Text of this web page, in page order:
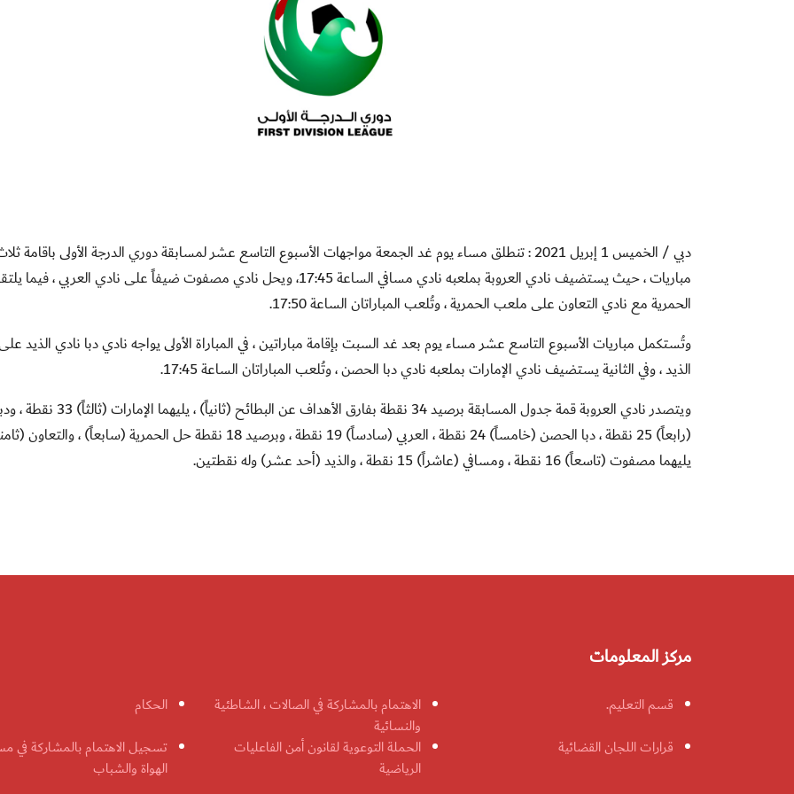
دبي / الخميس 1 إبريل 2021 : تنطلق مساء يوم غد الجمعة مواجهات الأسبوع التاسع عشر لمسابقة دوري الدرجة الأولى باقامة
مباريات ، حيث يستضيف نادي العروبة بملعبه نادي مسافي الساعة 17:45، ويحل نادي مصفوت ضيفاً على نادي العربي ،
الحمرية مع نادي التعاون على ملعب الحمرية ، وتُلعب المباراتان الساعة 17:50
.
وتُستكمل مباريات الأسبوع التاسع عشر مساء يوم بعد غد السبت بإقامة مباراتين ، في المباراة الأولى يواجه نادي دبا نادي الذيد
الذيد ، وفي الثانية يستضيف نادي الإمارات بملعبه نادي دبا الحصن ، وتُلعب المباراتان الساعة 17:45
.
ويتصدر نادي العروبة قمة جدول المسابقة برصيد 34 نقطة بفارق الأهداف عن البطائح (ثانياً) ، يليهما الإمارات
(رابعاً) 25 نقطة ، دبا الحصن (خامساً) 24 نقطة ، العربي (سادساً) 19 نقطة ، وبرصيد 18 نقطة حل الحمرية (سابعاً) ،
يليهما مصفوت (تاسعاً) 16 نقطة ، ومسافي (عاشراً) 15 نقطة ، والذيد (أحد عشر) وله نقطتين
.
مركز المعلومات
قسم التعليم.
الاهتمام بالمشاركة في الصالات ، الشاطئية
والنسائية
الحكام
قرارات اللجان القضائية
الحملة التوعوية لقانون أمن الفاعليات
الرياضية
تسجيل الاهتمام بالمشاركة في
الهواة والشباب